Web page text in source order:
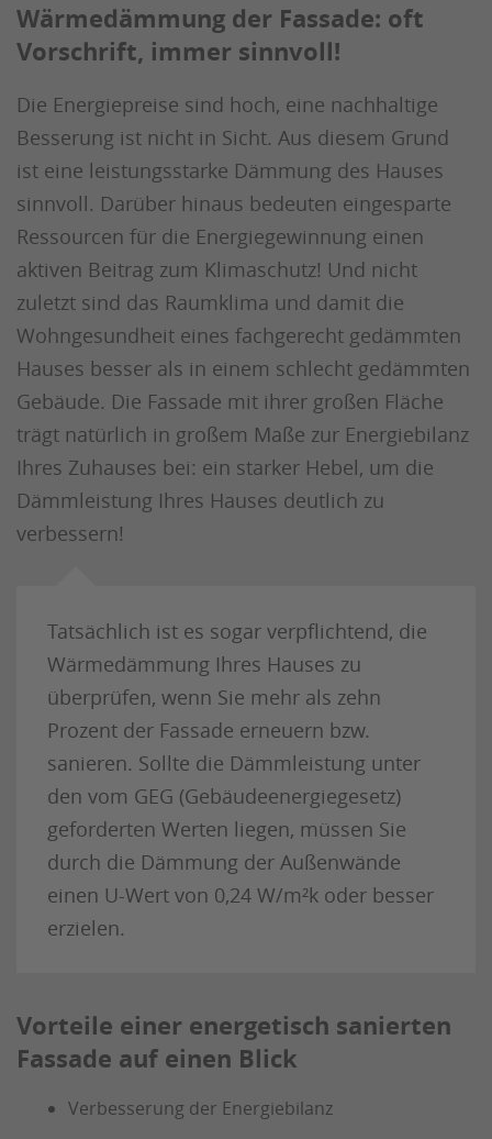
Wärmedämmung der Fassade: oft
Vorschrift, immer sinnvoll!
Die Energiepreise sind hoch, eine nachhaltige
Besserung ist nicht in Sicht. Aus diesem Grund
ist eine leistungsstarke Dämmung des Hauses
sinnvoll. Darüber hinaus bedeuten eingesparte
Ressourcen für die Energiegewinnung einen
aktiven Beitrag zum Klimaschutz! Und nicht
zuletzt sind das Raumklima und damit die
Wohngesundheit eines fachgerecht gedämmten
Hauses besser als in einem schlecht gedämmten
Gebäude. Die Fassade mit ihrer großen Fläche
trägt natürlich in großem Maße zur Energiebilanz
Ihres Zuhauses bei: ein starker Hebel, um die
Dämmleistung Ihres Hauses deutlich zu
verbessern!
Tatsächlich ist es sogar verpflichtend, die
Wärmedämmung Ihres Hauses zu
überprüfen, wenn Sie mehr als zehn
Prozent der Fassade erneuern bzw.
sanieren. Sollte die Dämmleistung unter
den vom GEG (Gebäudeenergiegesetz)
geforderten Werten liegen, müssen Sie
durch die Dämmung der Außenwände
einen U-Wert von 0,24 W/m²k oder besser
erzielen.
Vorteile einer energetisch sanierten
Fassade auf einen Blick
Verbesserung der Energiebilanz